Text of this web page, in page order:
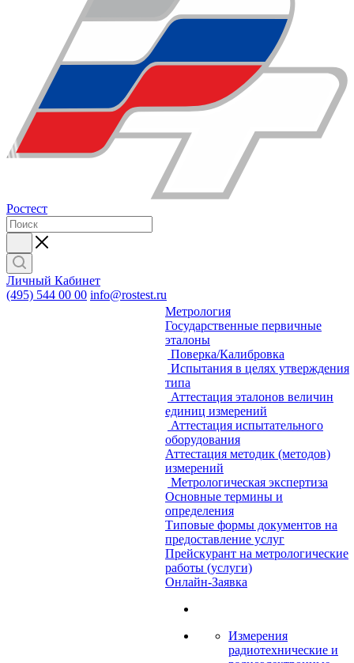
Ростест
Личный Кабинет
(495) 544 00 00 info@rostest.ru
Метрология
Государственные первичные
эталоны
Поверка/Калибровка
Испытания в целях утверждения
типа
Аттестация эталонов величин
единиц измерений
Аттестация испытательного
оборудования
Аттестация методик (методов)
измерений
Метрологическая экспертиза
Основные термины и
определения
Типовые формы документов на
предоставление услуг
Прейскурант на метрологические
работы (услуги)
Онлайн-Заявка
Измерения
радиотехнические и